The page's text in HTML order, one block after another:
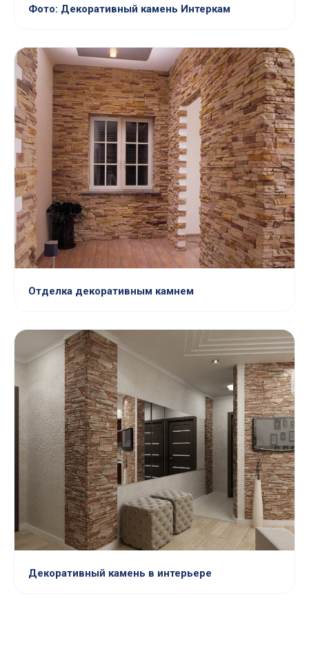
Фото: Декоративный камень Интеркам
Отделка декоративным камнем
Декоративный камень в интерьере